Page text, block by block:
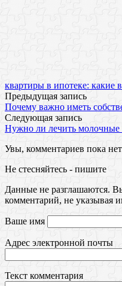
квартиры в ипотеке: какие
Предыдущая запись
Почему важно иметь
Следующая запись
Нужно ли лечить молочные
Увы, комментариев пока
Не стесняйтесь - пишите
Данные не разглашаются.
комментарий, не указывая
Ваше имя
Адрес электронной почты
Текст комментария